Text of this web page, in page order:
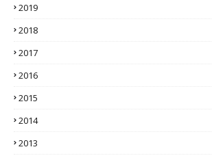
2019
2018
2017
2016
2015
2014
2013